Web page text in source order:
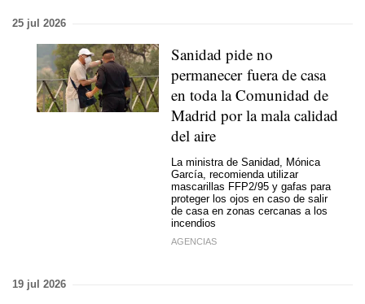
25 jul 2026
Sanidad pide no
permanecer fuera de casa
en toda la Comunidad de
Madrid por la mala calidad
del aire
La ministra de Sanidad, Mónica
García, recomienda utilizar
mascarillas FFP2/95 y gafas para
proteger los ojos en caso de salir
de casa en zonas cercanas a los
incendios
AGENCIAS
19 jul 2026